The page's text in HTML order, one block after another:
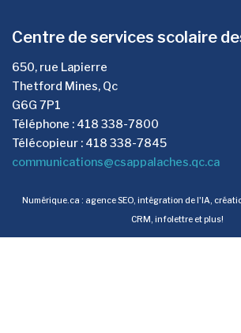
Centre de services scolaire
650, rue Lapierre
Thetford Mines, Qc
G6G 7P1
Téléphone : 418 338-7800
Télécopieur : 418 338-7845
communications@csappalaches.qc.ca
Numérique.ca : agence SEO, intégration de l'IA,
CRM, infolettreet plus!